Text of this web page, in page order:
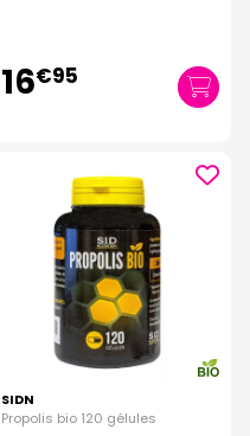
16€95
SIDN
Propolis bio 120 gélules